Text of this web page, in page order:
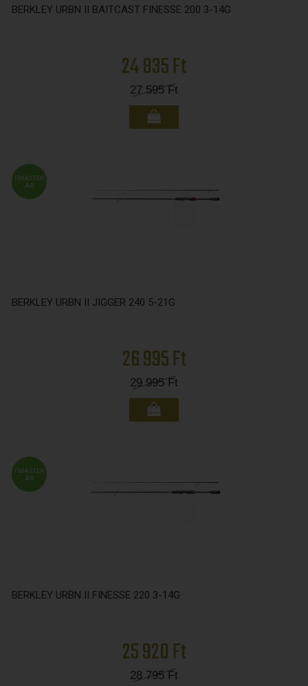
BERKLEY URBN II BAITCAST FINESSE 200 3-14G
24 835 Ft
27 595Ft
FMASTER
ÁR
BERKLEY URBN II JIGGER 240 5-21G
26 995 Ft
29 995Ft
FMASTER
ÁR
BERKLEY URBN II FINESSE 220 3-14G
25 920 Ft
28 795Ft